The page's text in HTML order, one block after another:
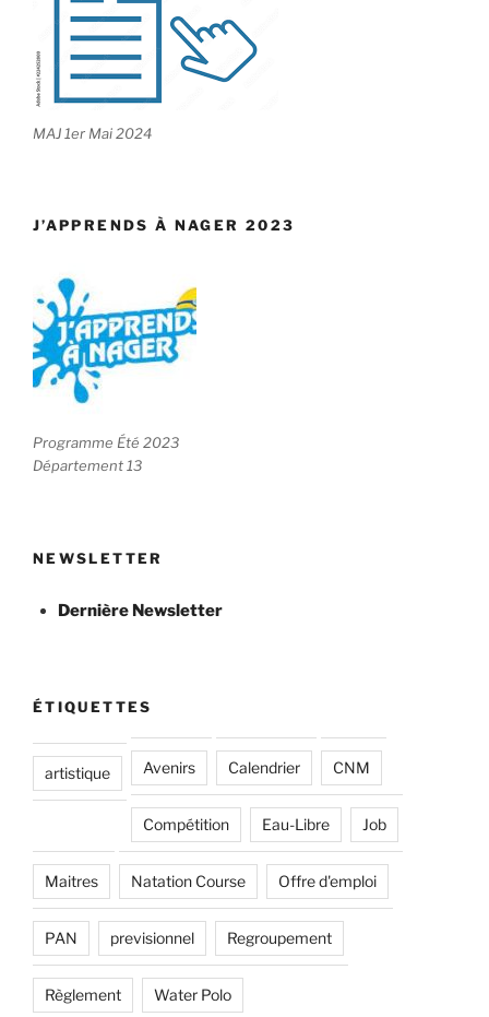
MAJ 1er Mai 2024
J’APPRENDS À NAGER 2023
Programme Été 2023
Département 13
NEWSLETTER
Dernière Newsletter
ÉTIQUETTES
artistique Avenirs Calendrier CNM
Compétition Eau-Libre Job
Maitres Natation Course Offre d'emploi
PAN previsionnel Regroupement
Règlement Water Polo